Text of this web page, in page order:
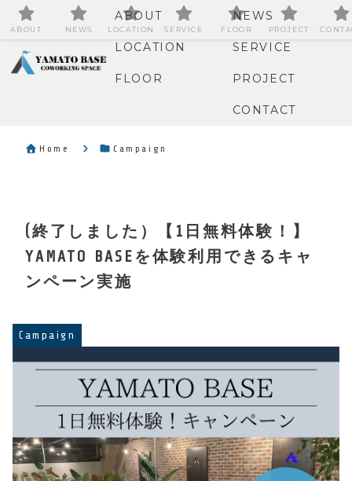
ABOUT NEWS
LOCATION SERVICE
FLOOR PROJECT
CONTACT
Home Campaign
(終了しました）【1日無料体験！】
YAMATO BASEを体験利用できるキャ
ンペーン実施
Campaign
ABOUT NEWS LOCATION SERVICE FLOOR PROJECT